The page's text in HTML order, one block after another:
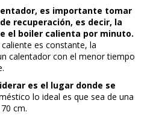
es importante tomar
recuperación, es decir, la
el boiler calienta por minuto.
es constante, la
calentador con el menor tiempo
es el lugar donde se
lo ideal es que sea de una
cm.